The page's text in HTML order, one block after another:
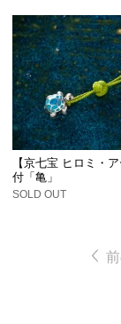
【京七宝 ヒロミ・
付「亀」
SOLD OUT